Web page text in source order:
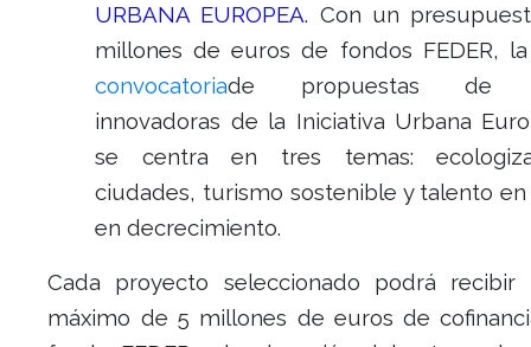
URBANA EUROPEA. Con un
millones de euros de fondos FEDER,
convocatoriade propuestas de
innovadoras de la Iniciativa Urbana
se centra en tres temas:
ciudades, turismo sostenible y talento
en decrecimiento.
Cada proyecto seleccionado podrá recibir
máximo de 5 millones de euros de